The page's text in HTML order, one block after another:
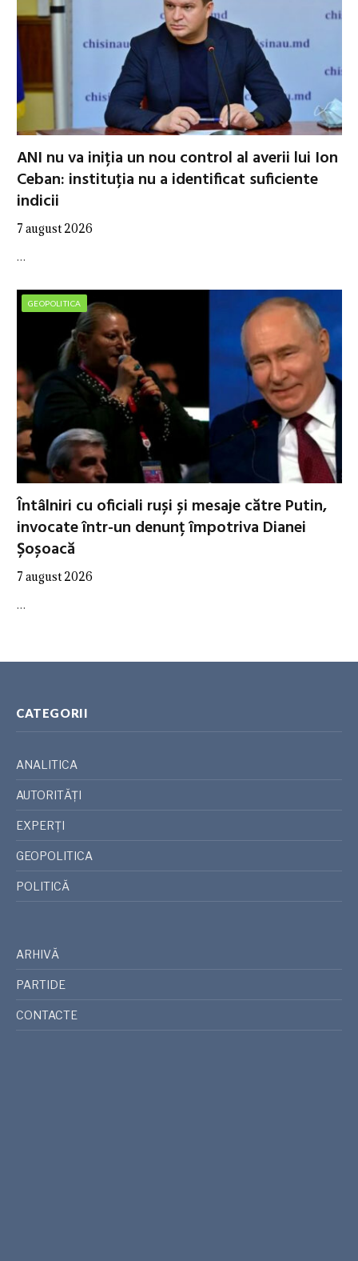
ANI nu va iniția un nou control al averii lui Ion
Ceban: instituția nu a identificat suficiente
indicii
7 august 2026
…
GEOPOLITICA
Întâlniri cu oficiali ruși și mesaje către Putin,
invocate într-un denunț împotriva Dianei
Șoșoacă
7 august 2026
…
CATEGORII
ANALITICA
AUTORITĂȚI
EXPERȚI
GEOPOLITICA
POLITICĂ
ARHIVĂ
PARTIDE
CONTACTE